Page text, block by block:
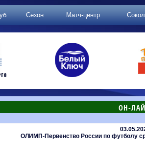
Сезон Матч-центр
ОН-
ОЛИМП-Первенство России по футболу